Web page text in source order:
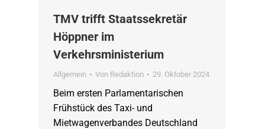
TMV trifft Staatssekretär
Höppner im
Verkehrsministerium
Allgemein Von Redaktion 29. Oktober 2024
Beim ersten Parlamentarischen
Frühstück des Taxi- und
Mietwagenverbandes Deutschland